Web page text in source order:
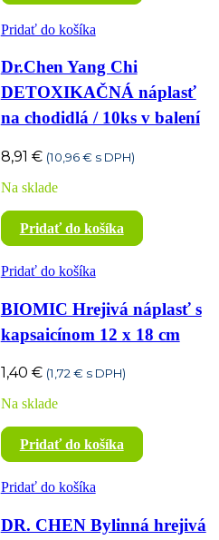
Pridať do košíka
Dr.Chen Yang Chi
DETOXIKAČNÁ náplasť
na chodidlá / 10ks v balení
8,91 € (10,96€ s DPH)
Na sklade
Pridať do košíka
Pridať do košíka
BIOMIC Hrejivá náplasť s
kapsaicínom 12 x 18 cm
1,40 € (1,72€ s DPH)
Na sklade
Pridať do košíka
Pridať do košíka
DR. CHEN Bylinná hrejivá